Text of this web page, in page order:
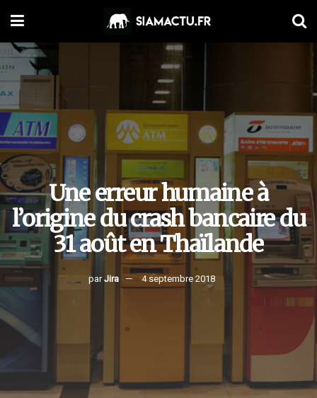
Une erreur humaine à
l’origine du crash bancaire du
31 août en Thaïlande
par Jira 4 septembre 2018